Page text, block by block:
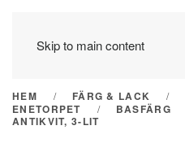
Skip to main content
HEM FÄRG & LACK
ENETORPET
BASFÄRG
ANTIKVIT, 3-LIT